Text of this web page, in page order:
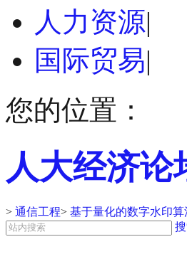
人力资源|
国际贸易|
您的位置：
人大经济论
> 通信工程> 基于量化的数字水印